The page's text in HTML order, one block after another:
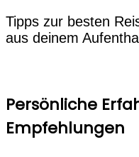
Tipps zur besten
aus deinem
Persönliche
Empfehlungen